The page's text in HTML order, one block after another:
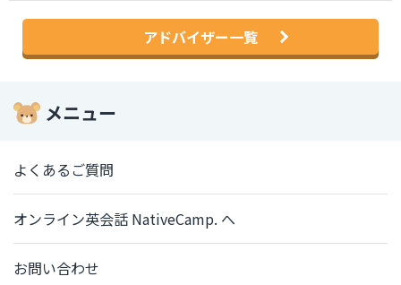
アドバイザー一覧
メニュー
よくあるご質問
オンライン英会話 NativeCamp. へ
お問い合わせ